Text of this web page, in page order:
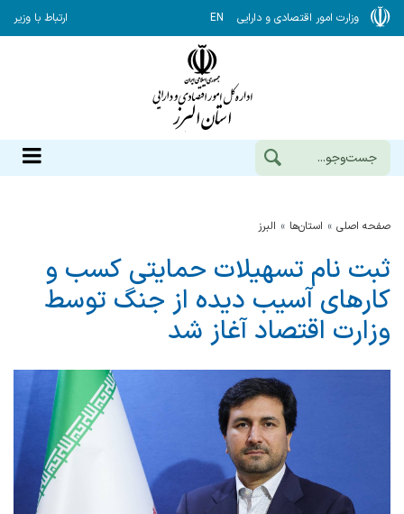
وزارت امور اقتصادی و دارایی EN ارتباط با وزیر
صفحه اصلی استان‌ها البرز
ثبت نام تسهیلات حمایتی کسب و
کارهای آسیب دیده از جنگ توسط
وزارت اقتصاد آغاز شد